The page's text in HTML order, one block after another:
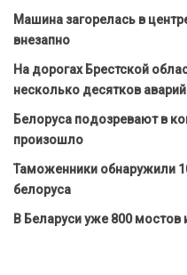
Машина загорелась в
внезапно
На дорогах Брестской
несколько десятков аварий
Белоруса подозревают в
произошло
Таможенники обнаружили
белоруса
В Беларуси уже 800 мостов